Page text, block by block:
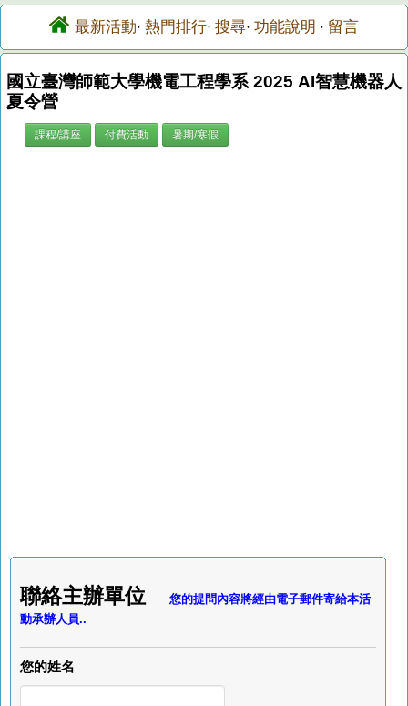
最新活動· 熱門排行· 搜尋· 功能說明 · 留言
國立臺灣師範大學機電工程學系 2025 AI智慧機器人
夏令營
課程/講座 付費活動 暑期/寒假
聯絡主辦單位您的提問內容將經由電子郵件寄給本活
動承辦人員..
您的姓名